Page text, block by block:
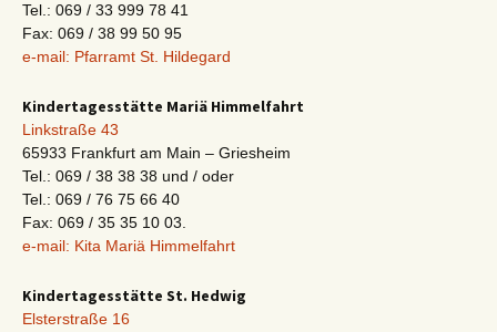
Tel.: 069 / 33 999 78 41
Fax: 069 / 38 99 50 95
e-mail: Pfarramt St. Hildegard
Kindertagesstätte Mariä Himmelfahrt
Linkstraße 43
65933 Frankfurt am Main – Griesheim
Tel.: 069 / 38 38 38 und / oder
Tel.: 069 / 76 75 66 40
Fax: 069 / 35 35 10 03.
e-mail: Kita Mariä Himmelfahrt
Kindertagesstätte St. Hedwig
Elsterstraße 16